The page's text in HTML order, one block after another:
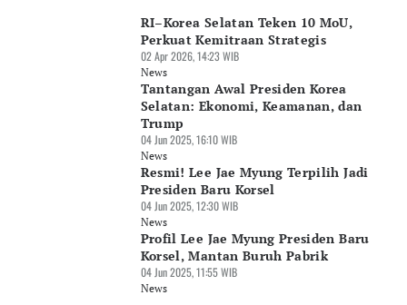
RI–Korea Selatan Teken 10 MoU,
Perkuat Kemitraan Strategis
02 Apr 2026, 14:23 WIB
News
Tantangan Awal Presiden Korea
Selatan: Ekonomi, Keamanan, dan
Trump
04 Jun 2025, 16:10 WIB
News
Resmi! Lee Jae Myung Terpilih Jadi
Presiden Baru Korsel
04 Jun 2025, 12:30 WIB
News
Profil Lee Jae Myung Presiden Baru
Korsel, Mantan Buruh Pabrik
04 Jun 2025, 11:55 WIB
News